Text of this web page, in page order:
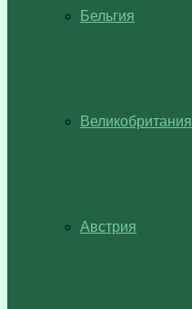
Бельгия
Великобритания
Австрия